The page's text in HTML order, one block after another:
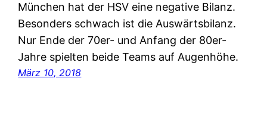
München hat der HSV eine negative Bilanz.
Besonders schwach ist die Auswärtsbilanz.
Nur Ende der 70er- und Anfang der 80er-
Jahre spielten beide Teams auf Augenhöhe.
März 10, 2018